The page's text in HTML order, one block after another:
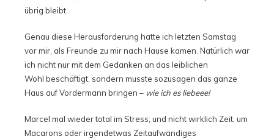
übrig bleibt.
Genau diese Herausforderung hatte ich letzten Samstag
vor mir, als Freunde zu mir nach Hause kamen. Natürlich war
ich nicht nur mit dem Gedanken an das leiblichen
Wohl beschäftigt, sondern musste sozusagen das ganze
Haus auf Vordermann bringen – wie ich es liebeee!
Marcel mal wieder total im Stress; und nicht wirklich Zeit, um
Macarons oder irgendetwas Zeitaufwändiges